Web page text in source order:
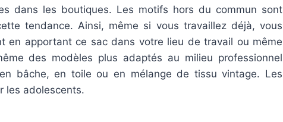
dans les boutiques. Les motifs hors du commun sont
tendance. Ainsi, même si vous travaillez déjà, vous
en apportant ce sac dans votre lieu de travail ou même
des modèles plus adaptés au milieu professionnel
bâche, en toile ou en mélange de tissu vintage. Les
les adolescents.